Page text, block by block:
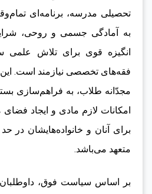
تحصیلی مدرسه، برنامه‌ای
به آمادگی جسمی و روحی،
انگیزه قوی برای تلاش
فقه‌های تخصصی نیازمند است.
مجدّانه طلاب، به فراهم‌سازی
امکانات لازم مادی و ایجاد
برای آنان و خانواده‌هایشان در
متعهد می‌باشد.
بر اساس سیاست فوق،